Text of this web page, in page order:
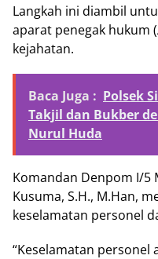
Langkah ini diambil
aparat penegak hukum
kejahatan.
Baca Juga : Polsek
Takjil dan Bukber
Nurul Huda
Komandan Denpom I/5
Kusuma, S.H., M.Han,
keselamatan personel
“Keselamatan